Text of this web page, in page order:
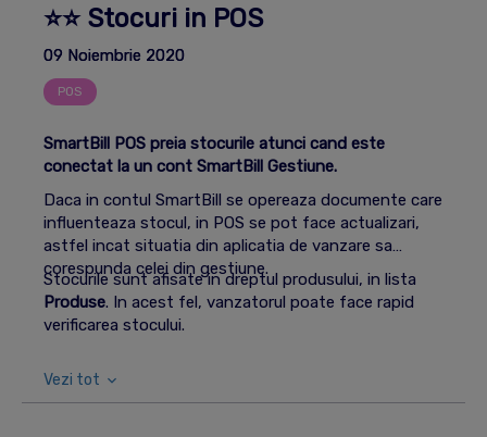
⭐⭐ Stocuri in POS
09 Noiembrie 2020
POS
SmartBill POS preia stocurile atunci cand este
conectat la un cont SmartBill Gestiune.
Daca in contul SmartBill se opereaza documente care
influenteaza stocul, in POS se pot face actualizari,
astfel incat situatia din aplicatia de vanzare sa
corespunda celei din gestiune.
Stocurile sunt afisate in dreptul produsului, in lista
Produse. In acest fel, vanzatorul poate face rapid
verificarea stocului.
Vezi tot